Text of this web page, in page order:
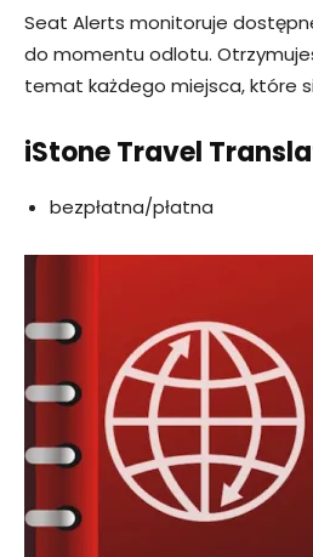
Seat Alerts monitoruje
do momentu odlotu.
temat każdego miejsca, które
iStone Travel
bezpłatna/płatna